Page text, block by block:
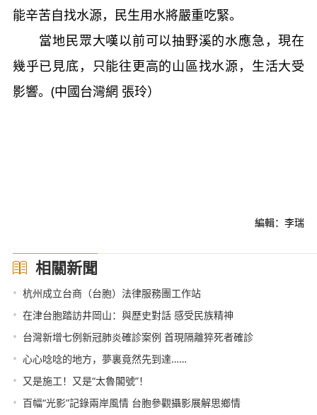
能辛苦自找水源，民生用水將嚴重吃緊。
當地民眾大嘆以前可以抽野溪的水應急，現在
幾乎已見底，只能往更高的山區找水源，生活大受
影響。(中國台灣網 張玲）
編輯：李瑞
相關新聞
• 杭州成立台商（台胞）法律服務團工作站
• 在津台胞踏訪井岡山：與歷史對話 感受民族精神
• 台灣新增七例新冠肺炎確診案例 首現隔離猝死者確診
• 心心唸唸的地方，夢裏竟然先到達……
• 又是施工！又是“太魯閣號”！
• 百幅“光影”記錄兩岸風情 台胞參觀攝影展解思鄉情